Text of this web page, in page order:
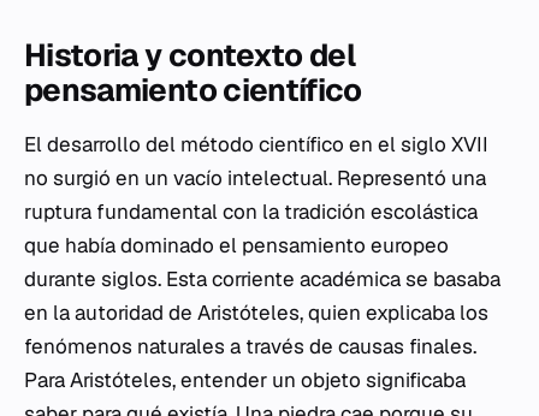
Historia y contexto del
pensamiento científico
El desarrollo del método científico en el siglo XVII
no surgió en un vacío intelectual. Representó una
ruptura fundamental con la tradición escolástica
que había dominado el pensamiento europeo
durante siglos. Esta corriente académica se basaba
en la autoridad de Aristóteles, quien explicaba los
fenómenos naturales a través de causas finales.
Para Aristóteles, entender un objeto significaba